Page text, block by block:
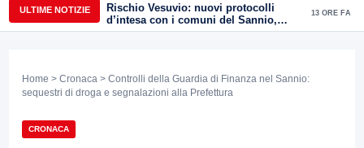
ULTIME NOTIZIE
Rischio Vesuvio: nuovi protocolli
d’intesa con i comuni del Sannio,
firmato il protocollo con Arpaise
13 ORE FA
Home > Cronaca > Controlli della Guardia di Finanza nel Sannio:
sequestri di droga e segnalazioni alla Prefettura
CRONACA